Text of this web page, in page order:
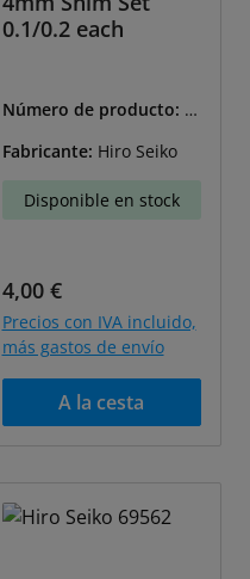
0.1/0.2 each
Número de producto: H
Fabricante: Hiro Seiko
Disponible en stock
Precio normal:
4,00 €
Precios con IVA incluido,
más gastos de envío
A la cesta